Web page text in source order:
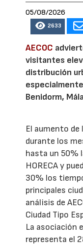
05/08/2026
2633
AECOC
visitantes
distribución
Benidorm,
El aumento
durante los
hasta un 50%
HORECA y
30% los
principales
análisis de
Ciudad Tipo
La asociación
representa el